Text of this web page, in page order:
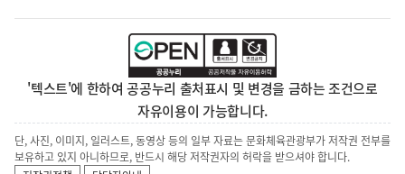
'텍스트'에 한하여 공공누리 출처표시 및 변경을 금하는 조건으로
자유이용이 가능합니다.
단, 사진, 이미지, 일러스트, 동영상 등의 일부 자료는 문화체육관광부가 저작권 전부를
보유하고 있지 아니하므로, 반드시 해당 저작권자의 허락을 받으셔야 합니다.